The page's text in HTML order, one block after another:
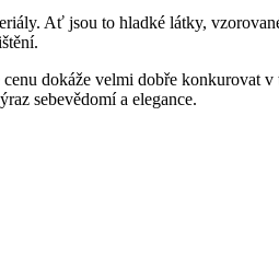
Ať jsou to hladké látky,
dokáže velmi dobře
sebevědomí a elegance.